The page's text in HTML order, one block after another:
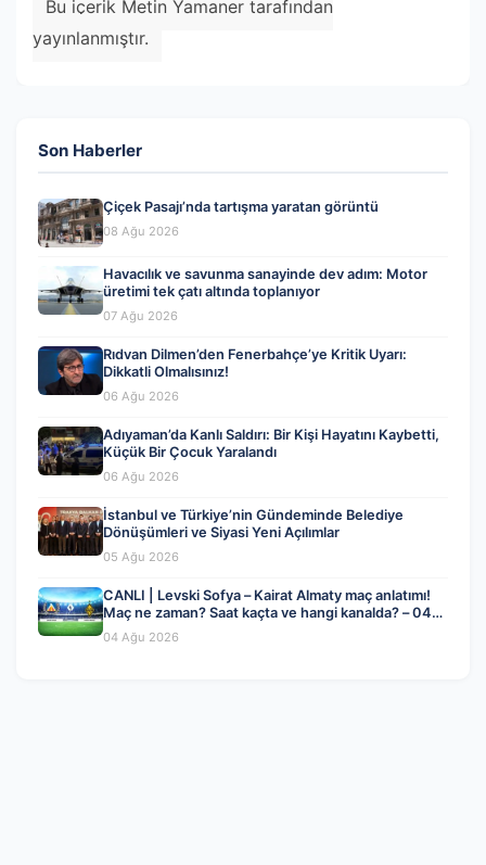
Bu içerik Metin Yamaner tarafından
yayınlanmıştır.
Son Haberler
Çiçek Pasajı’nda tartışma yaratan görüntü
08 Ağu 2026
Havacılık ve savunma sanayinde dev adım: Motor
üretimi tek çatı altında toplanıyor
07 Ağu 2026
Rıdvan Dilmen’den Fenerbahçe’ye Kritik Uyarı:
Dikkatli Olmalısınız!
06 Ağu 2026
Adıyaman’da Kanlı Saldırı: Bir Kişi Hayatını Kaybetti,
Küçük Bir Çocuk Yaralandı
06 Ağu 2026
İstanbul ve Türkiye’nin Gündeminde Belediye
Dönüşümleri ve Siyasi Yeni Açılımlar
05 Ağu 2026
CANLI | Levski Sofya – Kairat Almaty maç anlatımı!
Maç ne zaman? Saat kaçta ve hangi kanalda? – 04
Ağustos 2026
04 Ağu 2026